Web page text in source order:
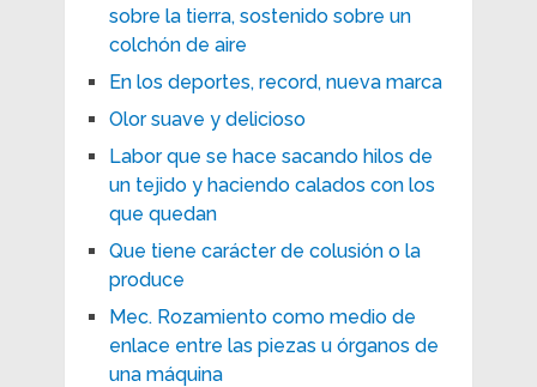
sobre la tierra, sostenido sobre un
colchón de aire
En los deportes, record, nueva marca
Olor suave y delicioso
Labor que se hace sacando hilos de
un tejido y haciendo calados con los
que quedan
Que tiene carácter de colusión o la
produce
Mec. Rozamiento como medio de
enlace entre las piezas u órganos de
una máquina